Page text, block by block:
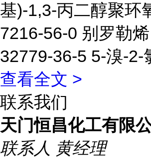
基)-1,3-丙二醇聚环
7216-56-0 别罗勒烯
32779-36-5 5-溴-2-
查看全文 >
联系我们
天门恒昌化工有限
联系人 黄经理